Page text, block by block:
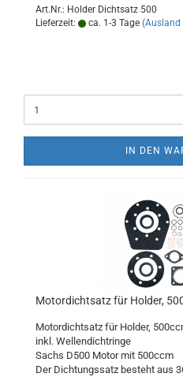
Art.Nr.: Holder Dichtsatz 500
Lieferzeit:
ca. 1-3 Tage (Ausland
IN DEN
Motordichtsatz für Holder,
Motordichtsatz für Holder,
inkl. Wellendichtringe
Sachs D500 Motor mit 500ccm
Der Dichtungssatz besteht aus